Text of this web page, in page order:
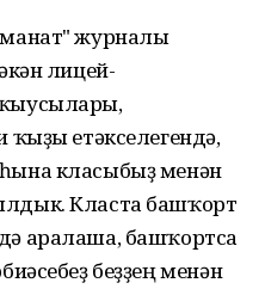
журналы
лицей-
ҡыҙы етәкселегендә,
класыбыҙ менән
Класта башҡорт
аралаша, башҡортса
беҙҙең менән